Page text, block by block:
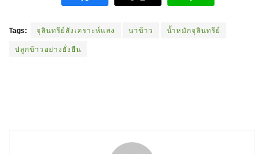
Tags: จุลินทรีย์สังเคราะห์แสง นาข้าว น้ำหมักจุลินทรีย์
ปลูกข้าวอย่างยั่งยืน